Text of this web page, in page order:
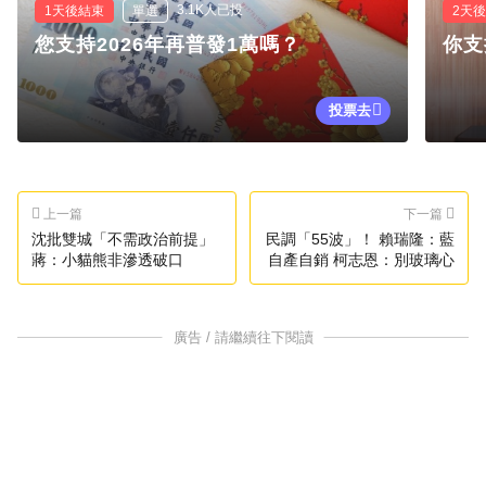
1天後結束 單選 3.1K人已投
您支持2026年再普發1萬嗎？
投票去
2天
你
上一篇
沈批雙城「不需政治前提」
蔣：小貓熊非滲透破口
下一篇
民調「55波」！ 賴瑞隆：藍
自產自銷 柯志恩：別玻璃心
廣告 / 請繼續往下閱讀